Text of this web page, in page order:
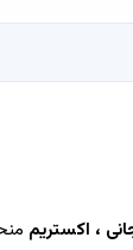
، اکستریم